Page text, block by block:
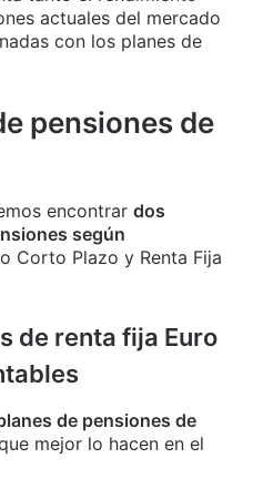
actuales del mercado
con los planes de
pensiones de
encontrar dos
según
Corto Plazo y Renta Fija
de renta fija Euro
de pensiones de
mejor lo hacen en el